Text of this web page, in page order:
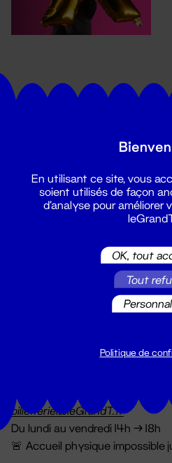
Grand T :
billetterie@leGrandT.fr
Du lundi au vendredi 14h → 18h
🚨 Accueil physique impossible
En utilisant ce site, vous
soient utilisés de façon
d'analyse pour améliorer
OK, tout
Tout
Politique de